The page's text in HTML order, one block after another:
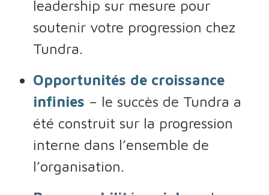
leadership sur mesure pour
soutenir votre progression chez
Tundra.
Opportunités de croissance
infinies – le succès de Tundra a
été construit sur la progression
interne dans l’ensemble de
l’organisation.